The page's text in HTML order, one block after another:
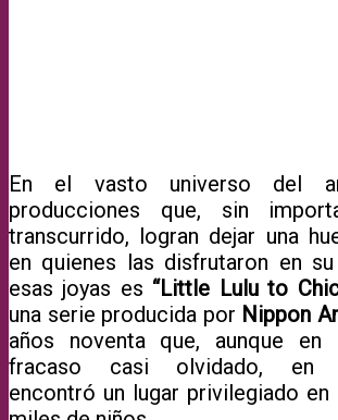
En el vasto universo del
producciones que, sin
transcurrido, logran dejar una
en quienes las disfrutaron en
esas joyas es “Little Lulu to
una serie producida por Nippon
años noventa que, aunque
fracaso casi olvidado, en
encontró un lugar privilegiado